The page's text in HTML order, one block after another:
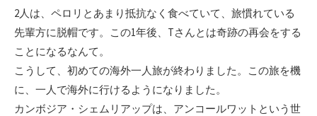
2人は、ペロリとあまり抵抗なく食べていて、旅慣れている
先輩方に脱帽です。この1年後、Tさんとは奇跡の再会をする
ことになるなんて。
こうして、初めての海外一人旅が終わりました。この旅を機
に、一人で海外に行けるようになりました。
カンボジア・シェムリアップは、アンコールワットという世